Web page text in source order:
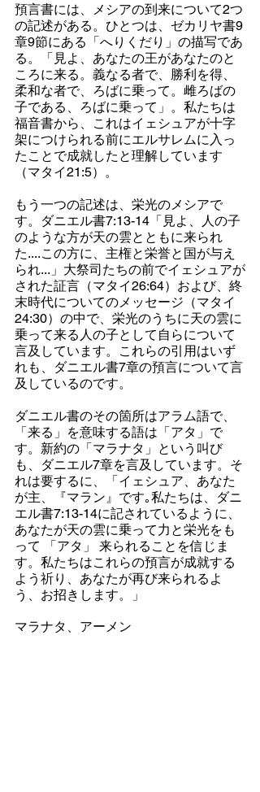
預言書には、メシアの到来について2つ
の記述がある。ひとつは、ゼカリヤ書9
章9節にある「へりくだり」の描写であ
る。「見よ、あなたの王があなたのと
ころに来る。義なる者で、勝利を得、
柔和な者で、ろばに乗って。雌ろばの
子である、ろばに乗って」。私たちは
福音書から、これはイェシュアが十字
架につけられる前にエルサレムに入っ
たことで成就したと理解しています
（マタイ21:5）。
もう一つの記述は、栄光のメシアで
す。ダニエル書7:13-14「見よ、人の子
のような方が天の雲とともに来られ
た....この方に、主権と栄誉と国が与え
られ...」大祭司たちの前でイェシュアが
された証言（マタイ26:64）および、終
末時代についてのメッセージ（マタイ
24:30）の中で、栄光のうちに天の雲に
乗って来る人の子として自らについて
言及しています。これらの引用はいず
れも、ダニエル書7章の預言について言
及しているのです。
ダニエル書のその箇所はアラム語で、
「来る」を意味する語は「アタ」で
す。新約の「マラナタ」という叫び
も、ダニエル7章を言及しています。そ
れは要するに、「イェシュア、あなた
が主、『マラン』です｡私たちは、ダニ
エル書7:13-14に記されているように、
あなたが天の雲に乗って力と栄光をも
って 「アタ」 来られることを信じま
す。私たちはこれらの預言が成就する
よう祈り、あなたが再び来られるよ
う、お招きします。」
マラナタ、アーメン